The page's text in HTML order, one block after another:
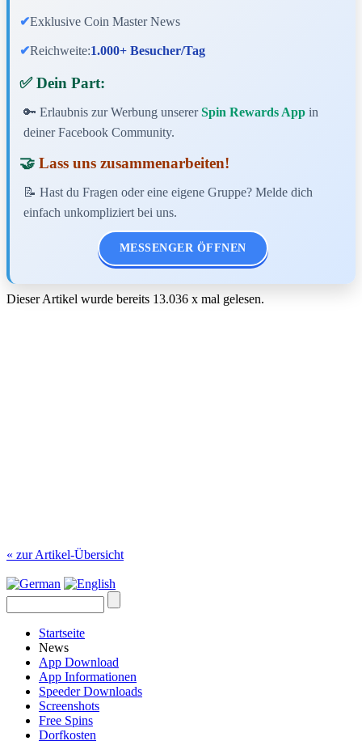
✔Exklusive Coin Master News
✔Reichweite:1.000+ Besucher/Tag
✅ Dein Part:
🔑 Erlaubnis zur Werbung unsererSpin Rewards App in
deiner Facebook Community.
🤝 Lass uns zusammenarbeiten!
📝 Hast du Fragen oder eine eigene Gruppe? Melde dich
einfach unkompliziert bei uns.
MESSENGER ÖFFNEN
Dieser Artikel wurde bereits 13.036 x mal gelesen.
« zur Artikel-Übersicht
Startseite
News
App Download
App Informationen
Speeder Downloads
Screenshots
Free Spins
Dorfkosten